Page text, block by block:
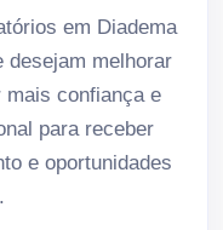
em Diadema
desejam melhorar
confiança e
para receber
e oportunidades